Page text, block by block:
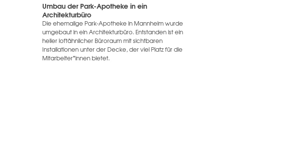
Umbau der Park-Apotheke in ein
Architekturbüro
Die ehemalige Park-Apotheke in Mannheim wurde
umgebaut in ein Architekturbüro. Entstanden ist ein
heller loftähnlicher Büroraum mit sichtbaren
Installationen unter der Decke, der viel Platz für die
Mitarbeiter*innen bietet.